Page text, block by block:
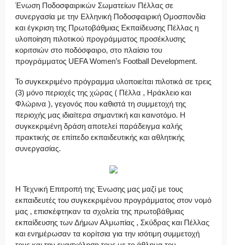
Ένωση Ποδοσφαιρικών Σωματείων Πέλλας σε
συνεργασία με την Ελληνική Ποδοσφαιρική Ομοσπονδία
και έγκριση της Πρωτοβάθμιας Εκπαίδευσης Πέλλας η
υλοποίηση πιλοτικού προγράμματος προσέκλυσης
κοριτσιών στο ποδόσφαιρο, στο πλαίσιο του
προγράμματος UEFA Women’s Football Development.
Το συγκεκριμένο πρόγραμμα υλοποιείται πιλοτικά σε τρεις
(3) μόνο περιοχές της χώρας ( Πέλλα , Ηράκλειο και
Φλώρινα ), γεγονός που καθιστά τη συμμετοχή της
περιοχής μας ιδιαίτερα σημαντική και καινοτόμο. Η
συγκεκριμένη δράση αποτελεί παράδειγμα καλής
πρακτικής σε επίπεδο εκπαιδευτικής και αθλητικής
συνεργασίας.
Η Τεχνική Επιτροπή της Ένωσης μας μαζί με τους
εκπαιδευτές του συγκεκριμένου προγράμματος στον νομό
μας , επισκέφτηκαν τα σχολεία της πρωτοβάθμιας
εκπαίδευσης των Δήμων Αλμωπίας , Σκύδρας και Πέλλας
και ενημέρωσαν τα κορίτσια για την ισότιμη συμμετοχή